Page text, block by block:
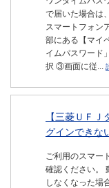
で届いた場合は
スマートフォン
部にある【マイ
イムパスワード
択 ③画面に従...
【三菱ＵＦ
グインできな
ご利用のスマー
確認ください。
しなくなった場